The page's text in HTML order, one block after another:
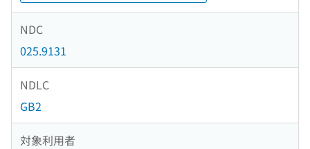
NDC
025.9131
NDLC
GB2
対象利用者